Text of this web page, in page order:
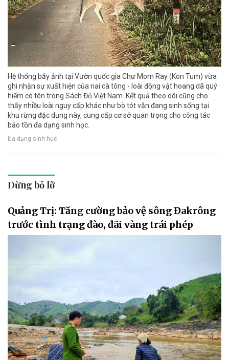
Hệ thống bẫy ảnh tại Vườn quốc gia Chư Mom Ray (Kon Tum) vừa
ghi nhận sự xuất hiện của nai cà tông - loài động vật hoang dã quý
hiếm có tên trong Sách Đỏ Việt Nam. Kết quả theo dõi cũng cho
thấy nhiều loài nguy cấp khác như bò tót vẫn đang sinh sống tại
khu rừng đặc dụng này, cung cấp cơ sở quan trọng cho công tác
bảo tồn đa dạng sinh học.
Đa dạng sinh học
Đừng bỏ lỡ
Quảng Trị: Tăng cường bảo vệ sông Đakrông
trước tình trạng đào, đãi vàng trái phép